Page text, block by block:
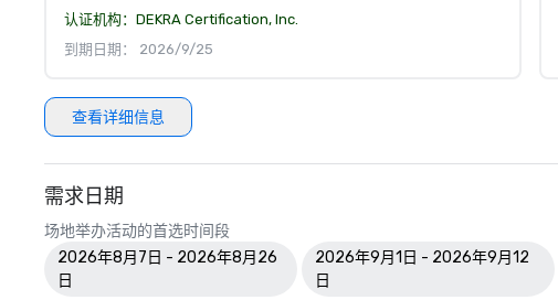
认证机构： DEKRA Certification, Inc.
到期日期： 2026/9/25
查看详细信息
需求日期
场地举办活动的首选时间段
2026年8月7日 - 2026年8月26
日
2026年9月1日 - 2026年9月12
日